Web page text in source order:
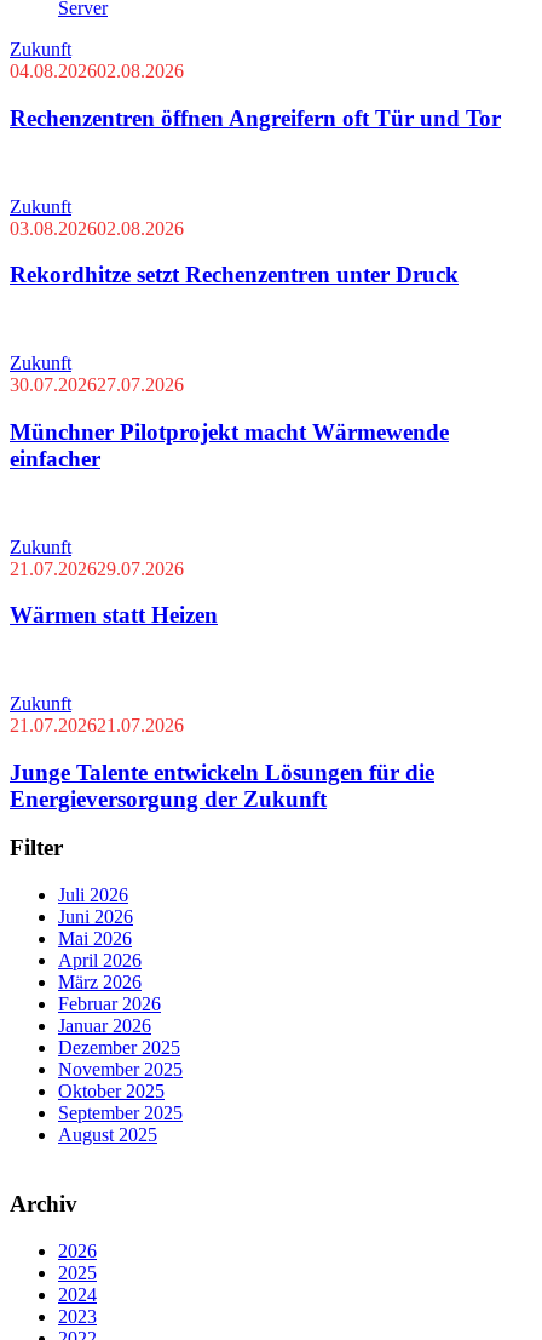
Zukunft
04.08.202602.08.2026
Rechenzentren öffnen Angreifern oft Tür und Tor
Zukunft
03.08.202602.08.2026
Rekordhitze setzt Rechenzentren unter Druck
Zukunft
30.07.202627.07.2026
Münchner Pilotprojekt macht Wärmewende
einfacher
Zukunft
21.07.202629.07.2026
Wärmen statt Heizen
Zukunft
21.07.202621.07.2026
Junge Talente entwickeln Lösungen für die
Energieversorgung der Zukunft
Filter
Juli 2026
Juni 2026
Mai 2026
April 2026
März 2026
Februar 2026
Januar 2026
Dezember 2025
November 2025
Oktober 2025
September 2025
August 2025
Archiv
2026
2025
2024
2023